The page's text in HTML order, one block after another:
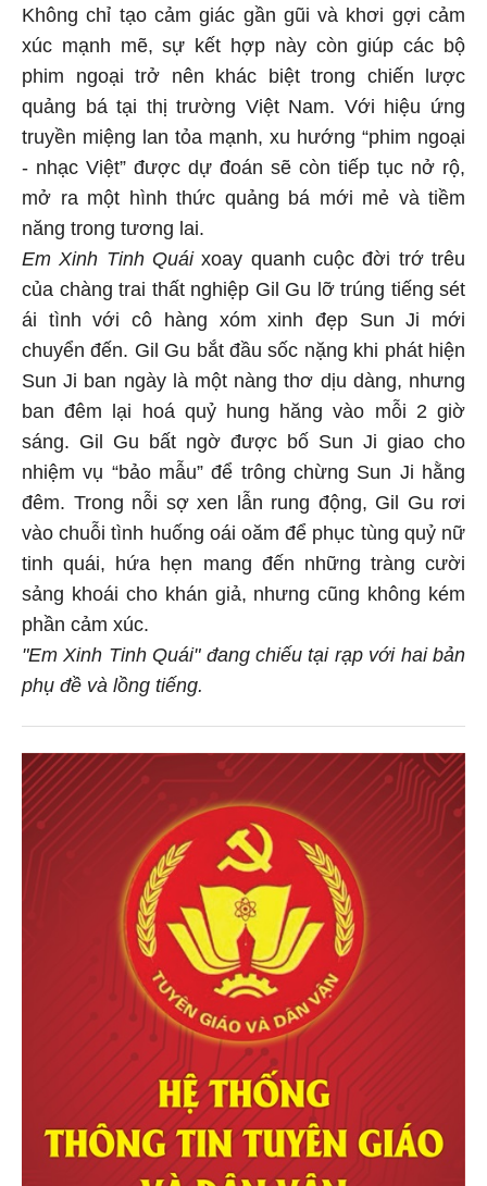
Không chỉ tạo cảm giác gần gũi và khơi gợi cảm
xúc mạnh mẽ, sự kết hợp này còn giúp các bộ
phim ngoại trở nên khác biệt trong chiến lược
quảng bá tại thị trường Việt Nam. Với hiệu ứng
truyền miệng lan tỏa mạnh, xu hướng “phim ngoại
- nhạc Việt” được dự đoán sẽ còn tiếp tục nở rộ,
mở ra một hình thức quảng bá mới mẻ và tiềm
năng trong tương lai.
Em Xinh Tinh Quáixoay quanh cuộc đời trớ trêu
của chàng trai thất nghiệp Gil Gu lỡ trúng tiếng sét
ái tình với cô hàng xóm xinh đẹp Sun Ji mới
chuyển đến. Gil Gu bắt đầu sốc nặng khi phát hiện
Sun Ji ban ngày là một nàng thơ dịu dàng, nhưng
ban đêm lại hoá quỷ hung hăng vào mỗi 2 giờ
sáng. Gil Gu bất ngờ được bố Sun Ji giao cho
nhiệm vụ “bảo mẫu” để trông chừng Sun Ji hằng
đêm. Trong nỗi sợ xen lẫn rung động, Gil Gu rơi
vào chuỗi tình huống oái oăm để phục tùng quỷ nữ
tinh quái, hứa hẹn mang đến những tràng cười
sảng khoái cho khán giả, nhưng cũng không kém
phần cảm xúc.
"Em Xinh Tinh Quái" đang chiếu tại rạp với hai bản
phụ đề và lồng tiếng.